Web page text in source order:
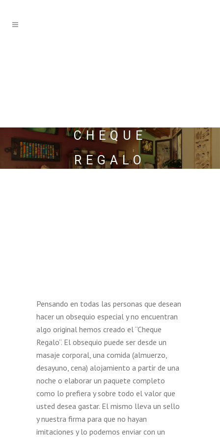
CHEQUE
REGALO
Pensando en todas las personas que desean
hacer un obsequio especial y no encuentran
algo original hemos creado el “Cheque
Regalo”. El obsequio puede ser desde un
masaje corporal, una comida (almuerzo,
desayuno, cena) alojamiento a partir de una
noche o elaborar un paquete completo
como lo prefiera y sobre todo el valor que
usted desea gastar. El mismo lleva un sello
y nuestra firma para que no hayan
imitaciones y lo podemos enviar con un